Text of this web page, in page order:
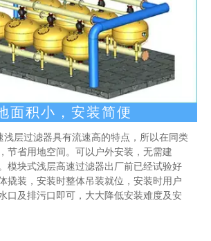
面积小，安装简便
浅层过滤器具有流速高的特点，所以在同类
节省用地空间。可以户外安装，无需建
模块式浅层高速过滤器出厂前已经试验好
撬装，安装时整体吊装就位，安装时用户
口及排污口即可，大大降低安装难度及安